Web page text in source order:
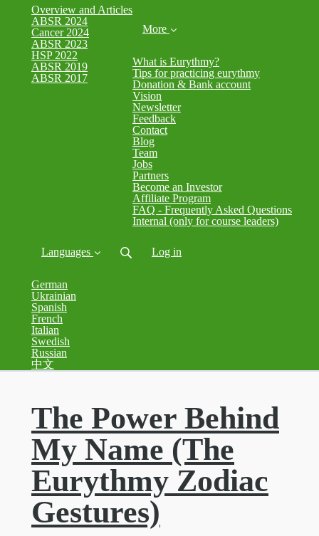
Overview and Articles
ABSR 2024
Cancer 2024
ABSR 2023
HSP 2022
ABSR 2019
ABSR 2017
More
What is Eurythmy?
Tips for practicing eurythmy
Donation & Bank account
Vision
Newsletter
Feedback
Contact
Blog
Team
Jobs
Partners
Become an Investor
Affiliate Program
FAQ - Frequently Asked Questions
Internal (only for course leaders)
Languages
German
Ukrainian
Spanish
French
Italian
Swedish
Russian
中文
Log in
The Power Behind
My Name (The
Eurythmy Zodiac
Gestures)